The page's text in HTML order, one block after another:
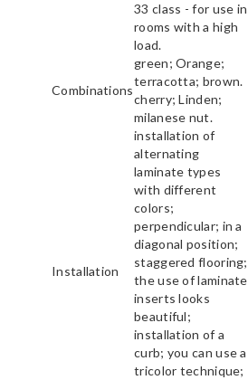
33 class - for use in
rooms with a high
load.
Combinations
green; Orange;
terracotta; brown.
cherry; Linden;
milanese nut.
Installation
installation of
alternating
laminate types
with different
colors;
perpendicular; in a
diagonal position;
staggered flooring;
the use of laminate
inserts looks
beautiful;
installation of a
curb; you can use a
tricolor technique;